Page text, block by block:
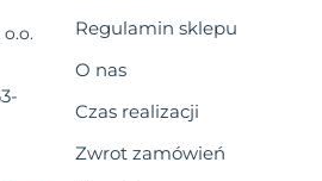
Regulamin sklepu
O nas
Czas realizacji
Zwrot zamówień